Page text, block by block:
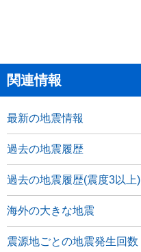
関連情報
最新の地震情報
過去の地震履歴
過去の地震履歴(震度3以上)
海外の大きな地震
震源地ごとの地震発生回数